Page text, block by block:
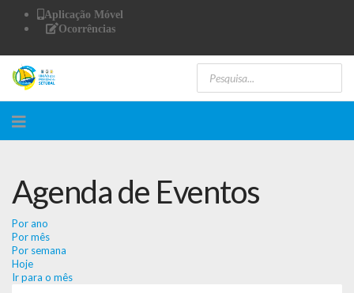
Aplicação Móvel
Ocorrências
Agenda de Eventos
Por ano
Por mês
Por semana
Hoje
Ir para o mês